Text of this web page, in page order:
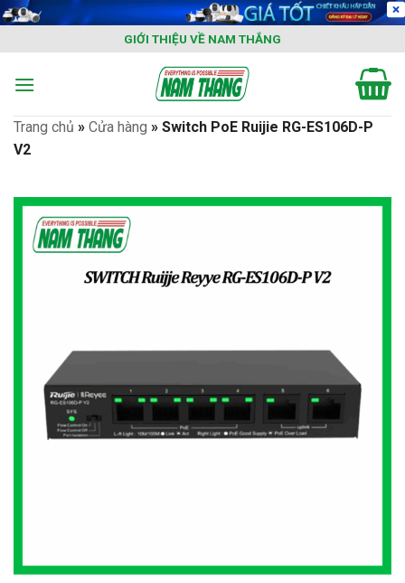
Skip
content
GIỚI THIỆU VỀ NAM THẮNG
Trang chủ » Cửa hàng » Switch PoE Ruijie RG-ES106D-P
V2